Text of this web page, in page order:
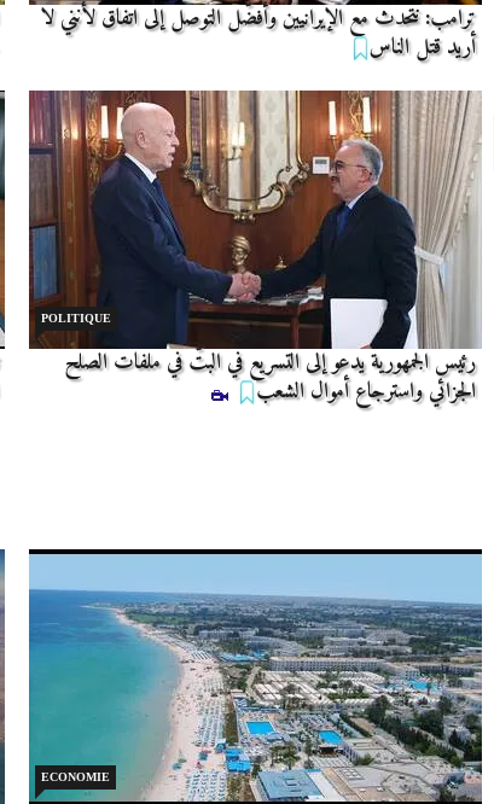
ترامب: نتحدث مع الإيرانيين وأفضّل التوصل إلى اتفاق لأنني لا
أريد قتل الناس
POLITIQUE
رئيس الجمهورية يدعو إلى التسريع في البتّ في ملفات الصلح
الجزائي واسترجاع أموال الشعب
ECONOMIE